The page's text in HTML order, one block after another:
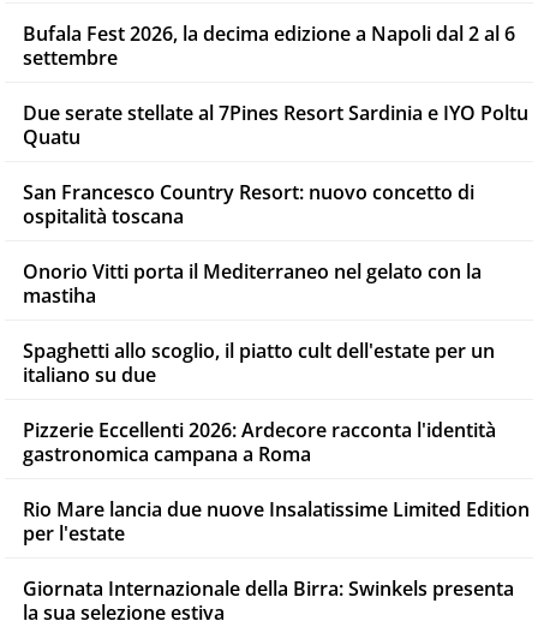
Bufala Fest 2026, la decima edizione a Napoli dal 2 al 6
settembre
Due serate stellate al 7Pines Resort Sardinia e IYO Poltu
Quatu
San Francesco Country Resort: nuovo concetto di
ospitalità toscana
Onorio Vitti porta il Mediterraneo nel gelato con la
mastiha
Spaghetti allo scoglio, il piatto cult dell'estate per un
italiano su due
Pizzerie Eccellenti 2026: Ardecore racconta l'identità
gastronomica campana a Roma
Rio Mare lancia due nuove Insalatissime Limited Edition
per l'estate
Giornata Internazionale della Birra: Swinkels presenta
la sua selezione estiva